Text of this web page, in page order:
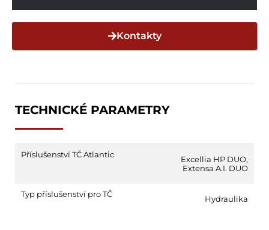
TECHNICKÉ PARAMETRY
Příslušenství TČ Atlantic Excellia HP DUO,
Extensa A.I. DUO
Typ příslušenství pro TČ Hydraulika
Kontakty